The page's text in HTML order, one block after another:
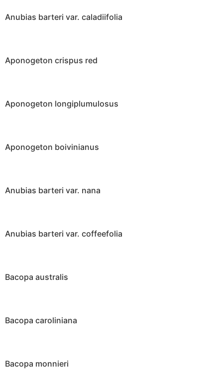
Anubias barteri var. caladiifolia
Aponogeton crispus red
Aponogeton longiplumulosus
Aponogeton boivinianus
Anubias barteri var. nana
Anubias barteri var. coffeefolia
Bacopa australis
Bacopa caroliniana
Bacopa monnieri